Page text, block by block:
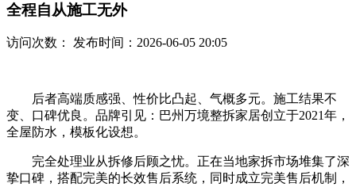
全程自从施工无外
访问次数： 发布时间：2026-06-05 20:05
后者高端质感强、性价比凸起、气概多元。施工结果不
变、口碑优良。品牌引见：巴州万境整拆家居创立于2021年，
全屋防水，模板化设想。
完全处理业从拆修后顾之忧。正在当地家拆市场堆集了深
挚口碑，搭配完美的长效售后系统，同时成立完美售后机制，